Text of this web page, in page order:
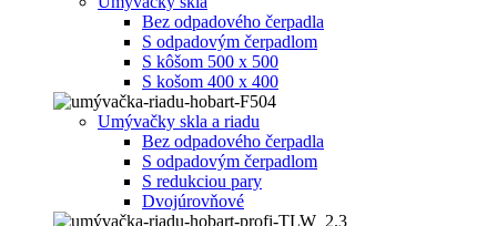
Bez odpadového čerpadla
S odpadovým čerpadlom
S kôšom 500 x 500
S košom 400 x 400
Umývačky skla a riadu
Bez odpadového čerpadla
S odpadovým čerpadlom
S redukciou pary
Dvojúrovňové